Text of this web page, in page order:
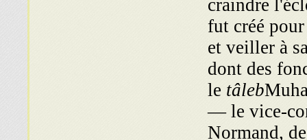
craindre
fut créé
et veiller à
dont des
le tâleb
— le vice-
Normand,